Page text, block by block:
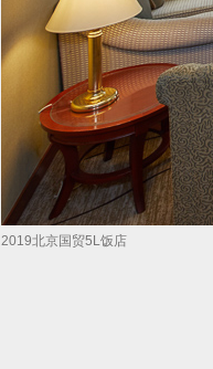
2019北京国贸5L饭店